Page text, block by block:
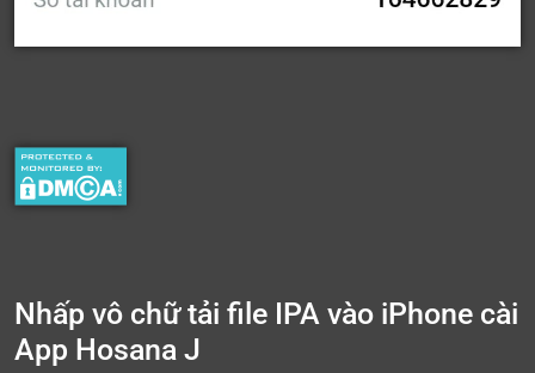
Nhấp vô chữ tải file IPA vào iPhone cài
App Hosana J